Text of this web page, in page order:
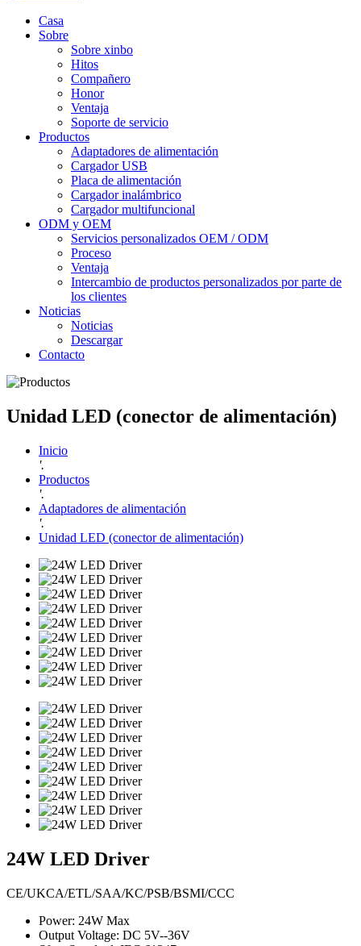
Casa
Sobre
Sobre xinbo
Hitos
Compañero
Honor
Ventaja
Soporte de servicio
Productos
Adaptadores de alimentación
Cargador USB
Placa de alimentación
Cargador inalámbrico
Cargador multifuncional
ODM y OEM
Servicios personalizados OEM / ODM
Proceso
Ventaja
Intercambio de productos personalizados por parte de
los clientes
Noticias
Noticias
Descargar
Contacto
Unidad LED (conector de alimentación)
Inicio
'.
Productos
'.
Adaptadores de alimentación
'.
Unidad LED (conector de alimentación)
24W LED Driver
CE/UKCA/ETL/SAA/KC/PSB/BSMI/CCC
Power: 24W Max
Output Voltage: DC 5V--36V